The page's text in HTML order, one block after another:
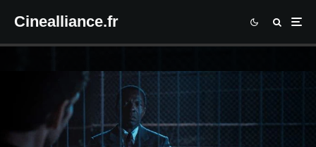
Cinealliance.fr